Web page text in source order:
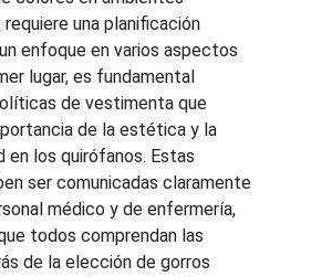
una planificación
enfoque en varios aspectos
lugar, es fundamental
de vestimenta que
de la estética y la
en los quirófanos. Estas
ser comunicadas claramente
médico y de enfermería,
todos comprendan las
de la elección de gorros